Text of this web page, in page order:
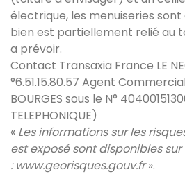
électrique, les menuiseries
bien est partiellement relié au
a prévoir.
Contact Transaxia France LE
°6.51.15.80.57 Agent
BOURGES sous le N°
TELEPHONIQUE)
« Les informations sur les
est exposé sont disponibles
:www.georisques.gouv.fr».